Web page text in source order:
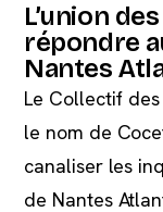
L’union
répondre
Nantes
Le Collectif
le nom de
canaliser les
de Nantes